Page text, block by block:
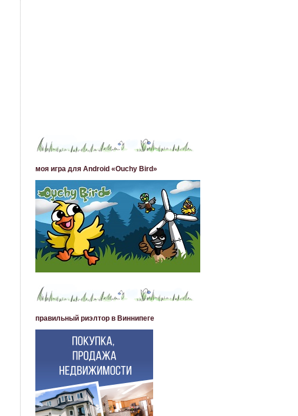
моя игра для Android «Ouchy Bird»
правильный риэлтор в Виннипеге